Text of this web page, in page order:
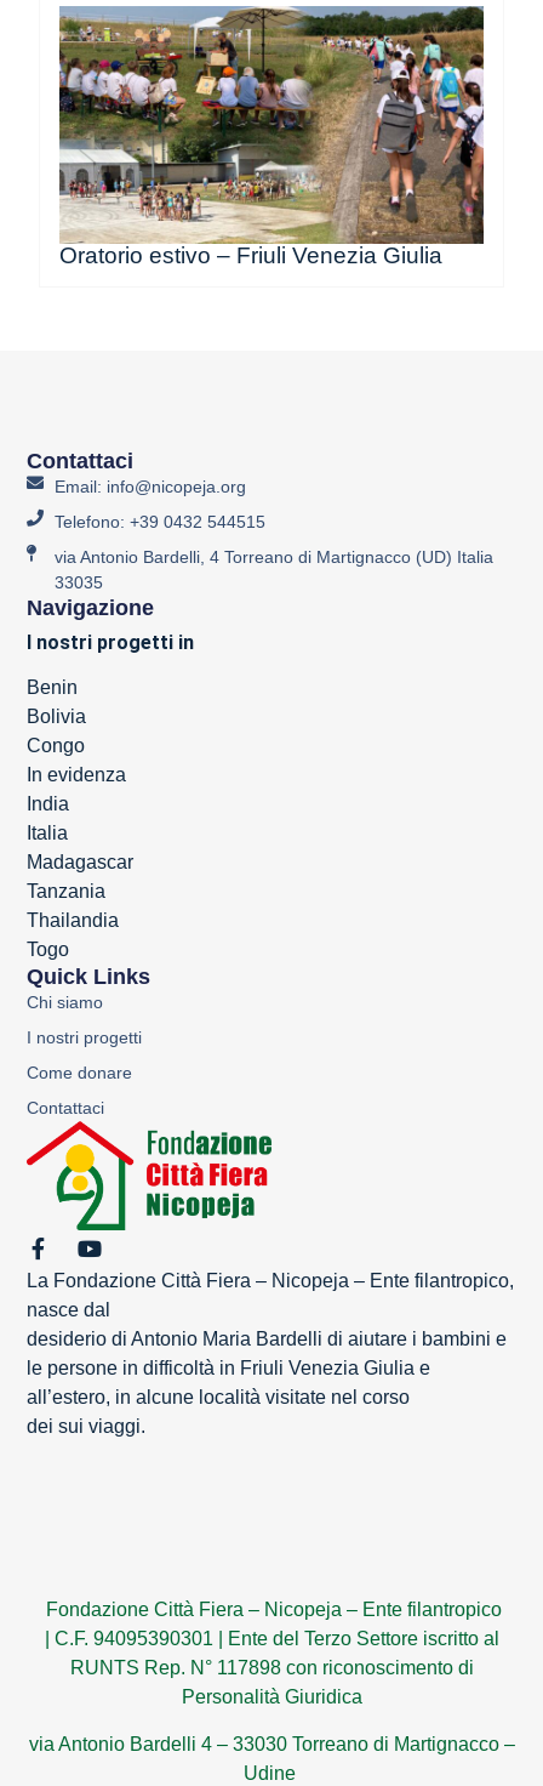
Oratorio estivo – Friuli Venezia Giulia
La Fondazione Città Fiera – Nicopeja – Ente filantropico,
nasce dal
desiderio di Antonio Maria Bardelli di aiutare i bambini e
le persone in difficoltà in Friuli Venezia Giulia e
all’estero, in alcune località visitate nel corso
dei sui viaggi.
Contattaci
Email: info@nicopeja.org
Telefono: +39 0432 544515
via Antonio Bardelli, 4 Torreano di Martignacco (UD) Italia
33035
Navigazione
I nostri progetti in
Benin
Bolivia
Congo
In evidenza
India
Italia
Madagascar
Tanzania
Thailandia
Togo
Quick Links
Chi siamo
I nostri progetti
Come donare
Contattaci
Fondazione Città Fiera – Nicopeja – Ente filantropico
C.F. 94095390301
Ente del Terzo Settore iscritto al
RUNTS Rep. N° 117898 con riconoscimento di
Personalità Giuridica
via Antonio Bardelli 4 – 33030 Torreano di Martignacco –
Udine